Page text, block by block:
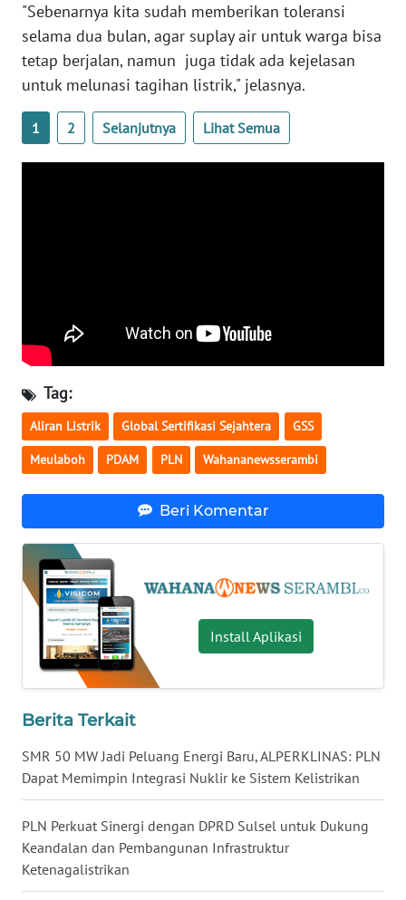
"Sebenarnya kita sudah memberikan toleransi
selama dua bulan, agar suplay air untuk warga bisa
tetap berjalan, namun juga tidak ada kejelasan
untuk melunasi tagihan listrik," jelasnya.
1 2 Selanjutnya Lihat Semua
Tag:
Aliran Listrik Global Sertifikasi Sejahtera GSS
Meulaboh PDAM PLN Wahananewsserambi
Beri Komentar
Install Aplikasi
Berita Terkait
SMR 50 MW Jadi Peluang Energi Baru, ALPERKLINAS: PLN
Dapat Memimpin Integrasi Nuklir ke Sistem Kelistrikan
PLN Perkuat Sinergi dengan DPRD Sulsel untuk Dukung
Keandalan dan Pembangunan Infrastruktur
Ketenagalistrikan
WN
SULTENG
WN
WN
SUMSEL
WN
BENGKULU
WN
JATENG
WN
NUSANTARA
JOGJA
JATIM
WN
BALI